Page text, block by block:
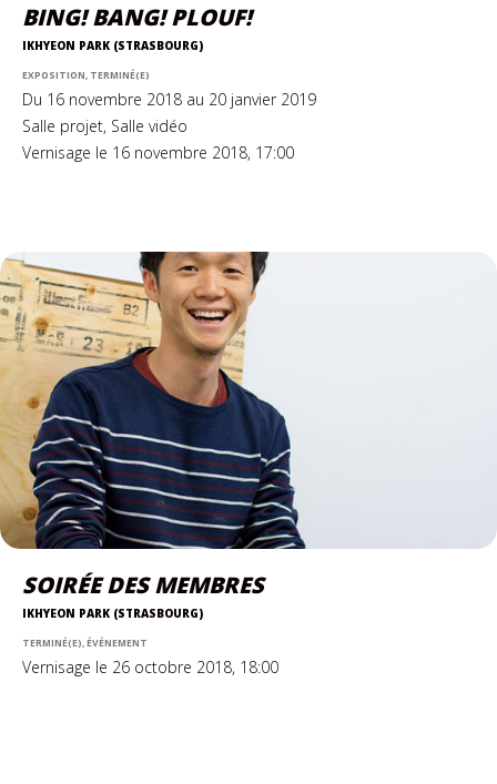
BING! BANG! PLOUF!
IKHYEON PARK (STRASBOURG)
EXPOSITION, TERMINÉ(E)
Du 16 novembre 2018 au 20 janvier 2019
Salle projet, Salle vidéo
Vernisage le 16 novembre 2018, 17:00
SOIRÉE DES MEMBRES
IKHYEON PARK (STRASBOURG)
TERMINÉ(E), ÉVÉNEMENT
Vernisage le 26 octobre 2018, 18:00